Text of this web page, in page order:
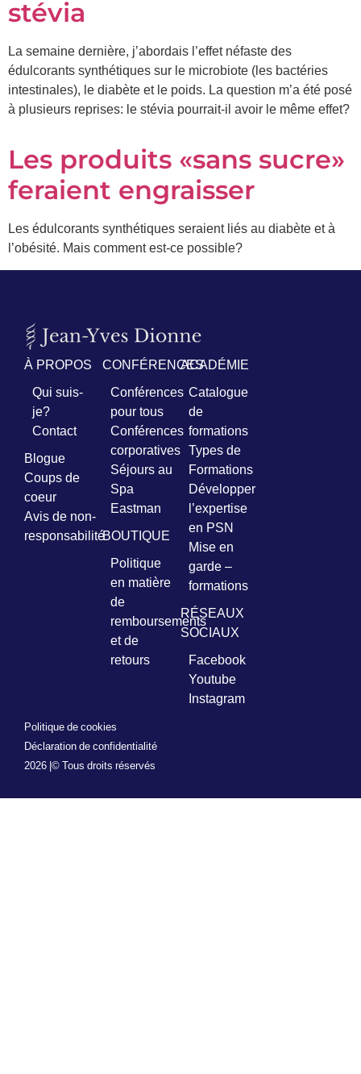
stévia
La semaine dernière, j’abordais l’effet néfaste des
édulcorants synthétiques sur le microbiote (les bactéries
intestinales), le diabète et le poids. La question m’a été posé
à plusieurs reprises: le stévia pourrait-il avoir le même effet?
Les produits «sans sucre»
feraient engraisser
Les édulcorants synthétiques seraient liés au diabète et à
l’obésité. Mais comment est-ce possible?
À PROPOS
Qui suis-
je?
Contact
Blogue
Coups de
coeur
Avis de non-
responsabilité
CONFÉRENCES
Conférences
pour tous
Conférences
corporatives
Séjours au
Spa
Eastman
BOUTIQUE
Politique
en matière
de
remboursements
et de
retours
ACADÉMIE
Catalogue
de
formations
Types de
Formations
Développer
l’expertise
en PSN
Mise en
garde –
formations
RÉSEAUX
SOCIAUX
Facebook
Youtube
Instagram
2026 |© Tous droits réservés
Politique de cookies
Déclaration de confidentialité